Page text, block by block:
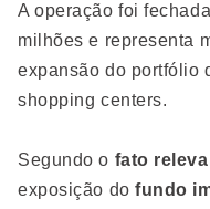
A operação foi
milhões e representa
expansão do portfólio
shopping centers.
Segundo o fato
exposição dofundo